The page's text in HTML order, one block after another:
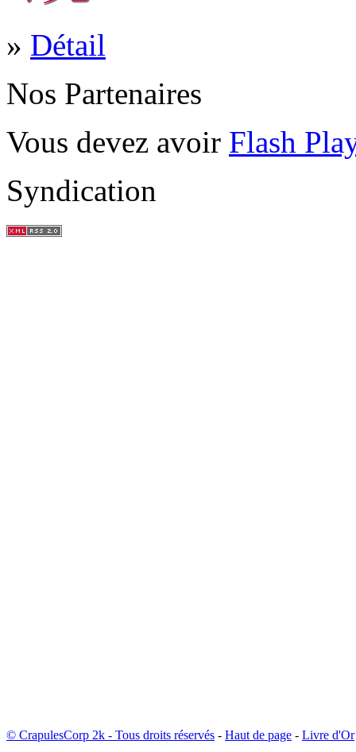
» Détail
Nos Partenaires
Vous devez avoir Flash
Syndication
© CrapulesCorp 2k - Tous droits réservés - Haut de page - Livre d'Or